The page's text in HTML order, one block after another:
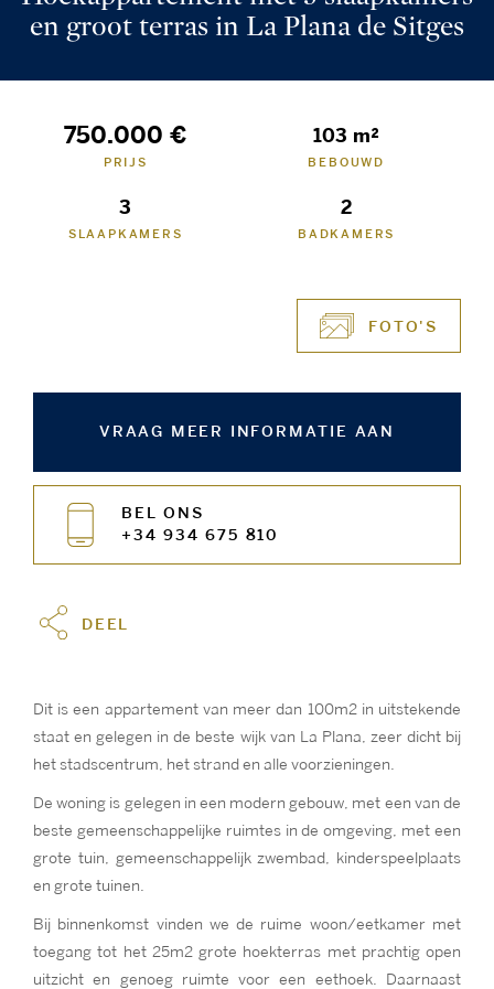
en groot terras in La Plana de Sitges
750.000 €
PRIJS
103 m²
BEBOUWD
3
SLAAPKAMERS
2
BADKAMERS
FOTO'S
VRAAG MEER INFORMATIE AAN
BEL ONS
+34 934 675 810
DEEL
Dit is een appartement van meer dan 100m2 in uitstekende
staat en gelegen in de beste wijk van La Plana, zeer dicht bij
het stadscentrum, het strand en alle voorzieningen.
De woning is gelegen in een modern gebouw, met een van de
beste gemeenschappelijke ruimtes in de omgeving, met een
grote tuin, gemeenschappelijk zwembad, kinderspeelplaats
en grote tuinen.
Bij binnenkomst vinden we de ruime woon/eetkamer met
toegang tot het 25m2 grote hoekterras met prachtig open
uitzicht en genoeg ruimte voor een eethoek. Daarnaast